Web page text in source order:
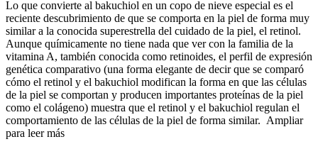
Lo que convierte al bakuchiol en un copo de nieve especial es el
reciente descubrimiento de que se comporta en la piel de forma muy
similar a la conocida superestrella del cuidado de la piel, el retinol.
Aunque químicamente no tiene nada que ver con la familia de la
vitamina A, también conocida como retinoides, el perfil de expresión
genética comparativo (una forma elegante de decir que se comparó
cómo el retinol y el bakuchiol modifican la forma en que las células
de la piel se comportan y producen importantes proteínas de la piel
como el colágeno) muestra que el retinol y el bakuchiol regulan el
comportamiento de las células de la piel de forma similar. Ampliar
para leer más